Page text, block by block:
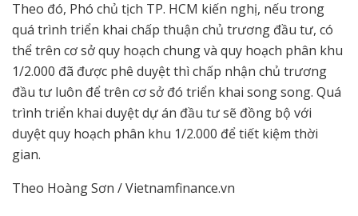
Theo đó, Phó chủ tịch TP. HCM kiến nghị, nếu trong
quá trình triển khai chấp thuận chủ trương đầu tư, có
thể trên cơ sở quy hoạch chung và quy hoạch phân khu
1/2.000 đã được phê duyệt thì chấp nhận chủ trương
đầu tư luôn để trên cơ sở đó triển khai song song. Quá
trình triển khai duyệt dự án đầu tư sẽ đồng bộ với
duyệt quy hoạch phân khu 1/2.000 để tiết kiệm thời
gian.
Theo Hoàng Sơn / Vietnamfinance.vn